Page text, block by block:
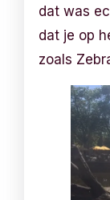
dat was
dat je op
zoals